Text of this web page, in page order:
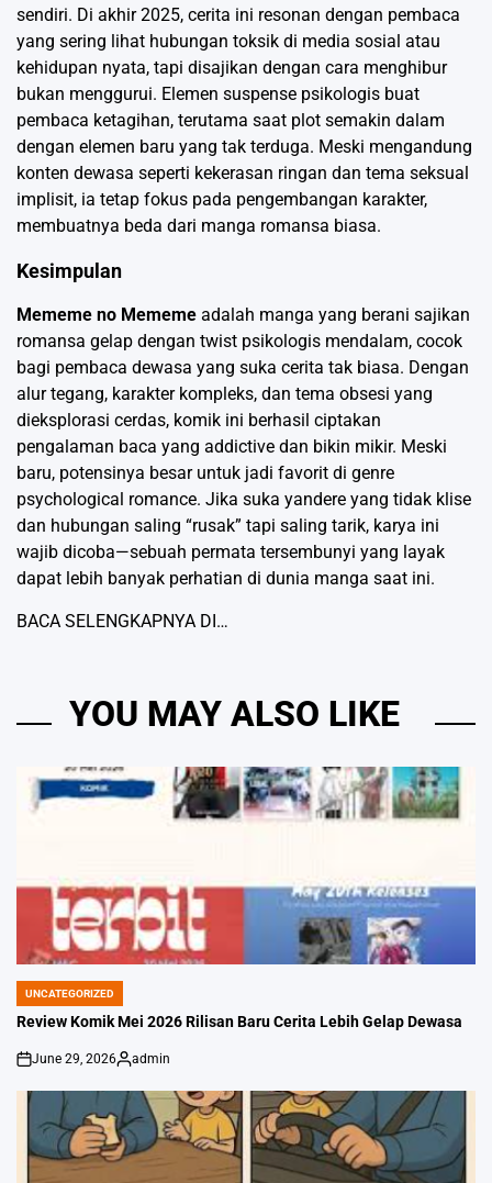
sendiri. Di akhir 2025, cerita ini resonan dengan pembaca
yang sering lihat hubungan toksik di media sosial atau
kehidupan nyata, tapi disajikan dengan cara menghibur
bukan menggurui. Elemen suspense psikologis buat
pembaca ketagihan, terutama saat plot semakin dalam
dengan elemen baru yang tak terduga. Meski mengandung
konten dewasa seperti kekerasan ringan dan tema seksual
implisit, ia tetap fokus pada pengembangan karakter,
membuatnya beda dari manga romansa biasa.
Kesimpulan
Mememe no Mememe adalah manga yang berani sajikan
romansa gelap dengan twist psikologis mendalam, cocok
bagi pembaca dewasa yang suka cerita tak biasa. Dengan
alur tegang, karakter kompleks, dan tema obsesi yang
dieksplorasi cerdas, komik ini berhasil ciptakan
pengalaman baca yang addictive dan bikin mikir. Meski
baru, potensinya besar untuk jadi favorit di genre
psychological romance. Jika suka yandere yang tidak klise
dan hubungan saling “rusak” tapi saling tarik, karya ini
wajib dicoba—sebuah permata tersembunyi yang layak
dapat lebih banyak perhatian di dunia manga saat ini.
BACA SELENGKAPNYA DI…
YOU MAY ALSO LIKE
POSTED
IN
UNCATEGORIZED
Review Komik Mei 2026 Rilisan Baru Cerita Lebih Gelap Dewasa
on
June 29, 2026
Posted
admin